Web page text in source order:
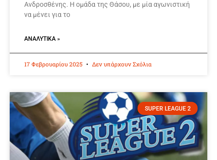
Ανδροσθένης. Η ομάδα της Θάσου, με μία αγωνιστική
να μένει για το
ΑΝΑΛΥΤΙΚΆ »
17 Φεβρουαρίου 2025 Δεν υπάρχουν Σχόλια
SUPER LEAGUE 2